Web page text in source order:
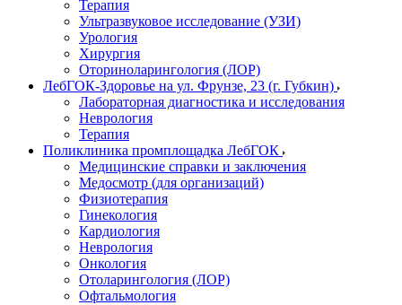
Терапия
Ультразвуковое исследование (УЗИ)
Урология
Хирургия
Оториноларингология (ЛОР)
ЛебГОК-Здоровье на ул. Фрунзе, 23 (г. Губкин)
Лабораторная диагностика и исследования
Неврология
Терапия
Поликлиника промплощадка ЛебГОК
Медицинские справки и заключения
Медосмотр (для организаций)
Физиотерапия
Гинекология
Кардиология
Неврология
Онкология
Отоларингология (ЛОР)
Офтальмология